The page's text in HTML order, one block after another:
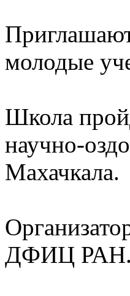
молодые
Школа
научно-
Махачкала.
ДФИЦ РАН.